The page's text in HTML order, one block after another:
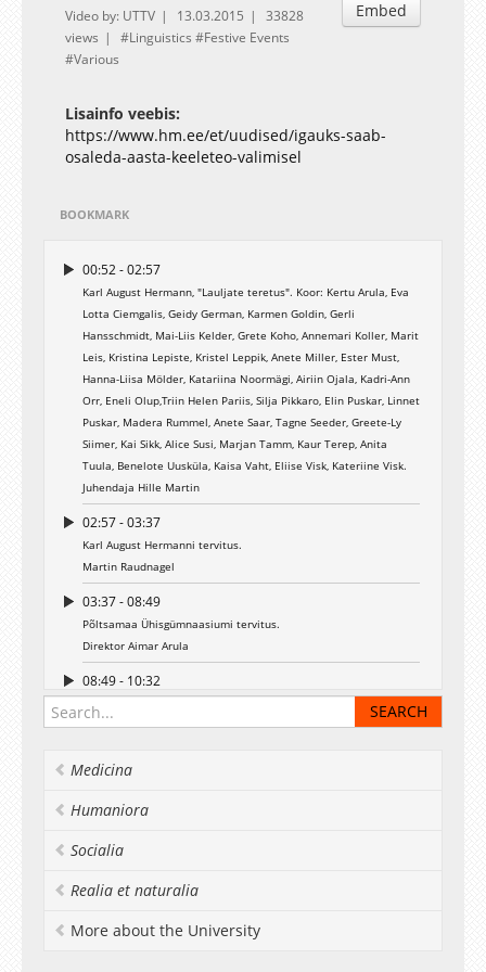
Embed
Video by: UTTV 13.03.2015
33828
views
Linguistics
Festive Events
Various
Lisainfo veebis:
https://www.hm.ee/et/uudised/igauks-saab-
osaleda-aasta-keeleteo-valimisel
BOOKMARK
00:52 - 02:57
Karl August Hermann, "Lauljate teretus". Koor: Kertu Arula, Eva
Lotta Ciemgalis, Geidy German, Karmen Goldin, Gerli
Hansschmidt, Mai-Liis Kelder, Grete Koho, Annemari Koller, Marit
Leis, Kristina Lepiste, Kristel Leppik, Anete Miller, Ester Must,
Hanna-Liisa Mölder, Katariina Noormägi, Airiin Ojala, Kadri-Ann
Orr, Eneli Olup,Triin Helen Pariis, Silja Pikkaro, Elin Puskar, Linnet
Puskar, Madera Rummel, Anete Saar, Tagne Seeder, Greete-Ly
Siimer, Kai Sikk, Alice Susi, Marjan Tamm, Kaur Terep, Anita
Tuula, Benelote Uusküla, Kaisa Vaht, Eliise Visk, Kateriine Visk.
Juhendaja Hille Martin
02:57 - 03:37
Karl August Hermanni tervitus.
Martin Raudnagel
03:37 - 08:49
Põltsamaa Ühisgümnaasiumi tervitus.
Direktor Aimar Arula
08:49 - 10:32
August.Wilhelm Hupeli tervitus.
Andres Katte
10:32 - 15:38
Minister Jevgeni Ossinovski
Solist Madera Rummel, saadavad Märt-Hendrik Olm ja Madis
Juhendaja Karmo Toome
Medicina
Humaniora
Socialia
Realia et naturalia
More about the University